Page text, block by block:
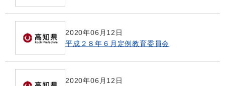
2020年06月12日
平成２８年６月定例教育委員会
2020年06月12日